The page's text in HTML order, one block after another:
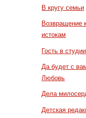
В кругу семьи
Возвращение
истокам
Гость в студии
Да будет с
Любовь
Дела
Детская